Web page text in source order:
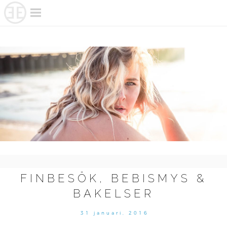
content
FINBESÖK, BEBISMYS &
BAKELSER
31 januari, 2016